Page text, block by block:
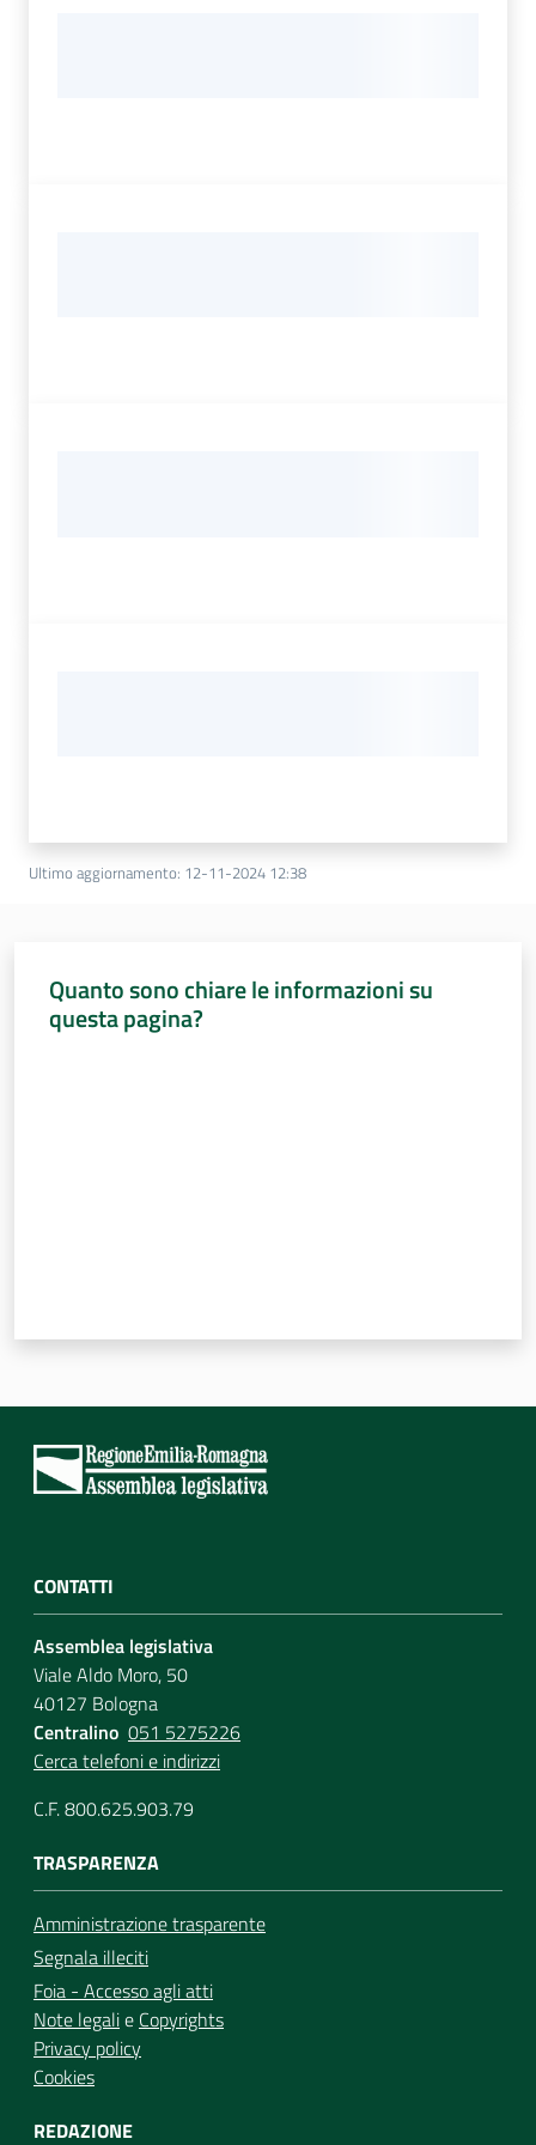
Ultimo aggiornamento: 12-11-2024 12:38
Quanto sono chiare le informazioni su
questa pagina?
CONTATTI
Assemblea legislativa
Viale Aldo Moro, 50
40127 Bologna
Centralino 051 5275226
Cerca telefoni e indirizzi
C.F. 800.625.903.79
TRASPARENZA
Amministrazione trasparente
Segnala illeciti
Foia - Accesso agli atti
Note legalie Copyrights
Privacy policy
Cookies
REDAZIONE